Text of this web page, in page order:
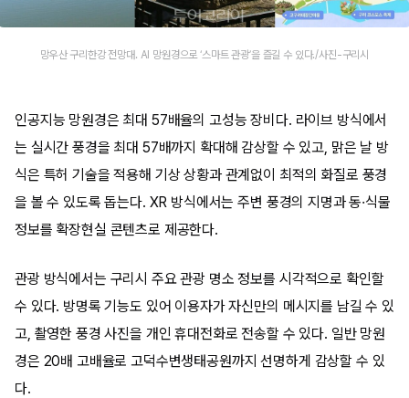
망우산 구리한강 전망대. AI 망원경으로 ‘스마트 관광’을 즐길 수 있다./사진-구리시
인공지능 망원경은 최대 57배율의 고성능 장비다. 라이브 방식에서
는 실시간 풍경을 최대 57배까지 확대해 감상할 수 있고, 맑은 날 방
식은 특허 기술을 적용해 기상 상황과 관계없이 최적의 화질로 풍경
을 볼 수 있도록 돕는다. XR 방식에서는 주변 풍경의 지명과 동·식물
정보를 확장현실 콘텐츠로 제공한다.
관광 방식에서는 구리시 주요 관광 명소 정보를 시각적으로 확인할
수 있다. 방명록 기능도 있어 이용자가 자신만의 메시지를 남길 수 있
고, 촬영한 풍경 사진을 개인 휴대전화로 전송할 수 있다. 일반 망원
경은 20배 고배율로 고덕수변생태공원까지 선명하게 감상할 수 있
다.